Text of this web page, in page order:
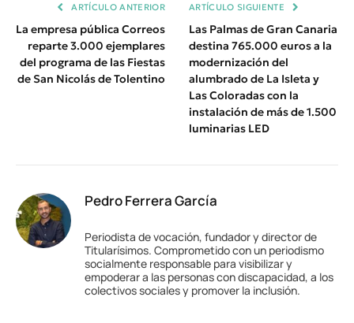
ARTÍCULO ANTERIOR
La empresa pública Correos
reparte 3.000 ejemplares
del programa de las Fiestas
de San Nicolás de Tolentino
ARTÍCULO SIGUIENTE
Las Palmas de Gran Canaria
destina 765.000 euros a la
modernización del
alumbrado de La Isleta y
Las Coloradas con la
instalación de más de 1.500
luminarias LED
Pedro Ferrera García
Periodista de vocación, fundador y director de
Titularísimos. Comprometido con un periodismo
socialmente responsable para visibilizar y
empoderar a las personas con discapacidad, a los
colectivos sociales y promover la inclusión.